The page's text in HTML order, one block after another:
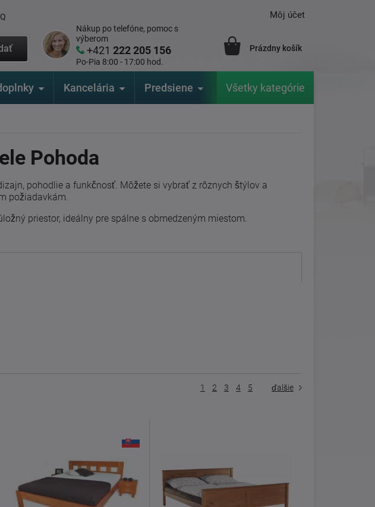
Nákup po telefóne, pomoc s
výberom
+421222 205 156
Po-Pia 8:00 - 17:00 hod.
Môj účet
Prázdny košík
Kancelária Predsiene Výrobcovia
Všetky kategórie
Pohoda
pohodlie a funkčnosť. Môžete si vybrať z rôznych štýlov a
požiadavkám.
priestor, ideálny pre spálne s obmedzeným miestom.
5
4
3
2
1 ďalšie